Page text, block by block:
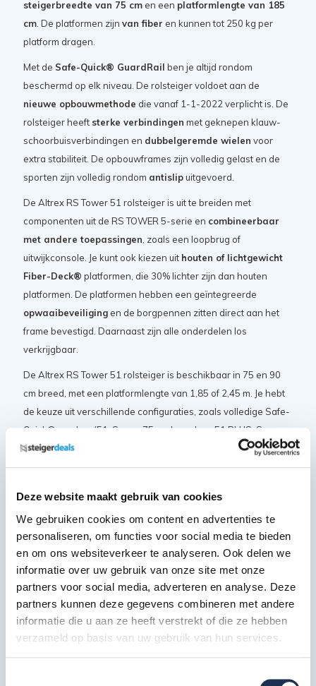
Deze website maakt gebruik van cookies
We gebruiken cookies om content en advertenties te
personaliseren, om functies voor social media te bieden
en om ons websiteverkeer te analyseren. Ook delen we
informatie over uw gebruik van onze site met onze
partners voor social media, adverteren en analyse. Deze
partners kunnen deze gegevens combineren met andere
informatie die u aan ze heeft verstrekt of die ze hebben
verzameld op basis van uw gebruik van hun services.
steigerbreedte van 75 cmen een platformlengte van 185
cm. De platformen zijn van fiber en kunnen tot 250 kg per
platform dragen.
Met de Safe-Quick® GuardRail ben je altijd rondom
beschermd op elk niveau. De rolsteiger voldoet aan de
nieuwe opbouwmethode die vanaf 1-1-2022 verplicht is. De
rolsteiger heeft sterke verbindingen met geknepen klauw-
schoorbuisverbindingen en dubbelgeremde wielen voor
extra stabiliteit. De opbouwframes zijn volledig gelast en de
sporten zijn volledig rondom antislipuitgevoerd.
De Altrex RS Tower 51 rolsteiger is uit te breiden met
componenten uit de RS TOWER 5-serie en combineerbaar
met andere toepassingen , zoals een loopbrug of
uitwijkconsole. Je kunt ook kiezen uit houten of lichtgewicht
Fiber-Deck® platformen, die 30% lichter zijn dan houten
platformen. De platformen hebben een geïntegreerde
opwaaibeveiligingen de borgpennen zitten direct aan het
frame bevestigd. Daarnaast zijn alle onderdelen los
verkrijgbaar.
De Altrex RS Tower 51 rolsteiger is beschikbaar in 75 en 90
cm breed, met een platformlengte van 1,85 of 2,45 m. Je hebt
de keuze uit verschillende configuraties, zoals volledige Safe-
Quick® rondom (51-S voor 75 cm breed, en 51 PLUS-S voor
90 cm breed), of onderin geschoord in combinatie met Safe-
Quick® bovenin (51 voor 75 cm breed, of 51 PLUS voor 90 cm
buiten.
Certificaten en normeringen
De Altrex RS Tower 51 rolsteiger beschikt over de volgende
keurmerken en certificaten:
VGS veiligheidsgarantie
Nederlandse warenwet